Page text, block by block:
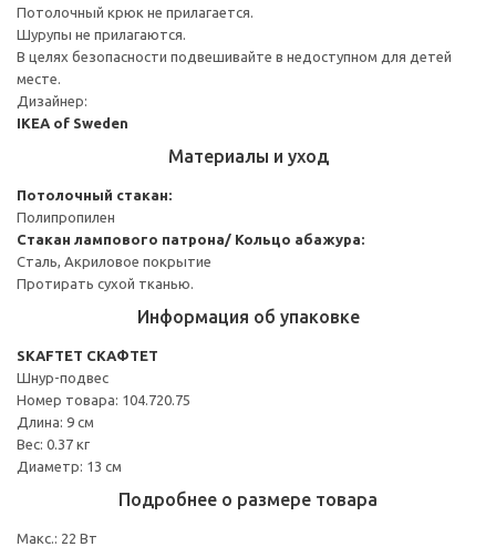
Потолочный крюк не прилагается.
Шурупы не прилагаются.
В целях безопасности подвешивайте в недоступном для детей
месте.
Дизайнер:
IKEA of Sweden
Материалы и уход
Потолочный стакан:
Полипропилен
Стакан лампового патрона/ Кольцо абажура:
Сталь, Акриловое покрытие
Протирать сухой тканью.
Информация об упаковке
SKAFTET СКАФТЕТ
Шнур-подвес
Номер товара: 104.720.75
Длина: 9 см
Вес: 0.37 кг
Диаметр: 13 см
Подробнее о размере товара
Макс.: 22 Вт